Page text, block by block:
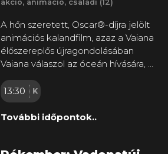
akció, animáció, családi (12)
A hőn szeretett, Oscar®-díjra jelölt
animációs kalandfilm, azaz a Vaiana
élőszereplős újragondolásában
Vaiana válaszol az óceán hívására, és
szigetét körülvevő korallzátonyon
túlra hajózik, társaságában a hírhedt
félistennel, Mauival. Feledhetetlen
13:30 K
További időpontok..